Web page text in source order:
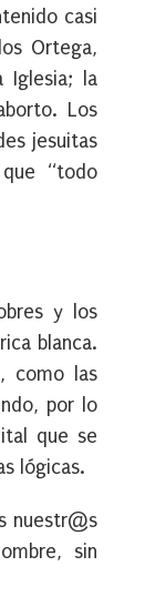
casi
Ortega,
Iglesia; la
Los
jesuitas
“todo
y los
blanca.
como las
por lo
que se
lógicas.
nuestr@s
sin